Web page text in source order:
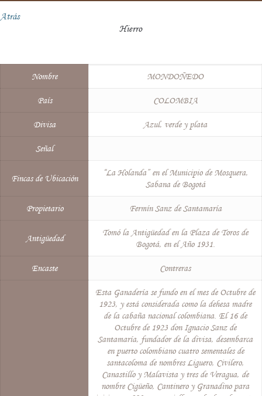
Atrás
Hierro
Nombre MONDOÑEDO
País COLOMBIA
Divisa Azul, verde y plata
Señal
Fincas de Ubicación
“La Holanda” en el Municipio de Mosquera,
Sabana de Bogotá
Propietario Fermín Sanz de Santamaría
Antigüedad
Tomó la Antigüedad en la Plaza de Toros de
Bogotá, en el Año 1931.
Encaste Contreras
Esta Ganadería se fundo en el mes de Octubre de
1923, y está considerada como la dehesa madre
de la cabaña nacional colombiana. El 16 de
Octubre de 1923 don Ignacio Sanz de
Santamaría, fundador de la divisa, desembarca
en puerto colombiano cuatro sementales de
santacoloma de nombres Liguero, Civilero,
Canastillo y Malavista y tres de Veragua, de
nombre Cigüeño, Cantinero y Granadino para